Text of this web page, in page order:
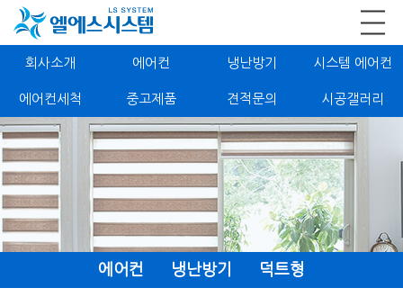
회사소개 에어컨 냉난방기 시스템 에어컨
에어컨세척 중고제품 견적문의 시공갤러리
에어컨 냉난방기 덕트형